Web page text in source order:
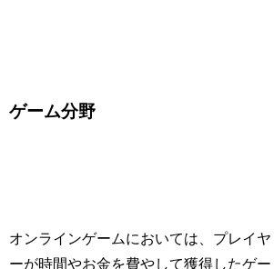
ゲーム分野
オンラインゲームにおいては、プレイヤ
ーが時間やお金を費やして獲得したゲー